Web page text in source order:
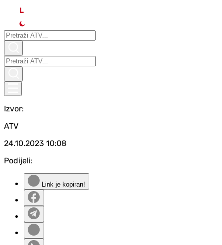
L
Izvor:
ATV
24.10.2023 10:08
Podijeli:
Link je kopiran!